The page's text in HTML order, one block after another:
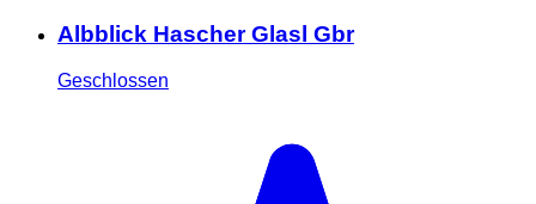
Albblick Hascher Glasl Gbr
Geschlossen